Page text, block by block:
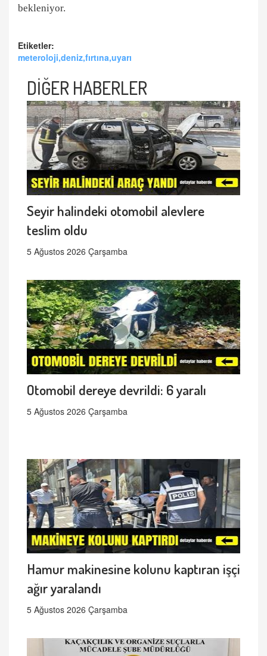
bekleniyor.
Etiketler:
meteroloji,deniz,fırtına,uyarı
DİĞER HABERLER
Seyir halindeki otomobil alevlere
teslim oldu
5 Ağustos 2026 Çarşamba
Otomobil dereye devrildi: 6 yaralı
5 Ağustos 2026 Çarşamba
Hamur makinesine kolunu kaptıran işçi
ağır yaralandı
5 Ağustos 2026 Çarşamba